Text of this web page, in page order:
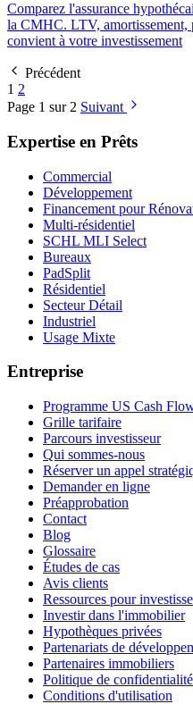
Comparez l'assurance
la CMHC. LTV, amortissement,
convient à votre investissement
Précédent
1 2
Page 1 sur 2 Suivant
Expertise en Prêts
Commercial
Développement
Financement pour
Multi-résidentiel
SCHL MLI Select
Bureaux
PadSplit
Résidentiel
Secteur Détail
Industriel
Usage Mixte
Entreprise
Programme US Cash
Grille tarifaire
Parcours investisseur
Qui sommes-nous
Réserver un appel
Demander en ligne
Préapprobation
Contact
Blog
Glossaire
Études de cas
Avis clients
Ressources pour
Investir dans l'immobilier
Hypothèques privées
Partenariats de
Partenaires immobiliers
Politique de confidentialité
Conditions d'utilisation